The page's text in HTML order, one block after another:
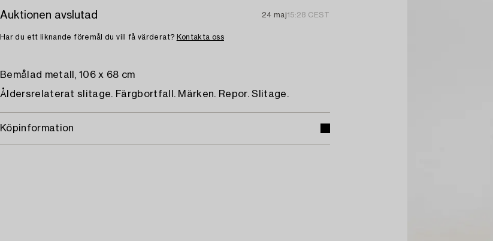
Auktionen avslutad 24 maj15:28 CEST
Har du ett liknande föremål du vill få värderat? Kontakta oss
Bemålad metall, 106 x 68 cm
Åldersrelaterat slitage. Färgbortfall. Märken. Repor. Slitage.
Köpinformation